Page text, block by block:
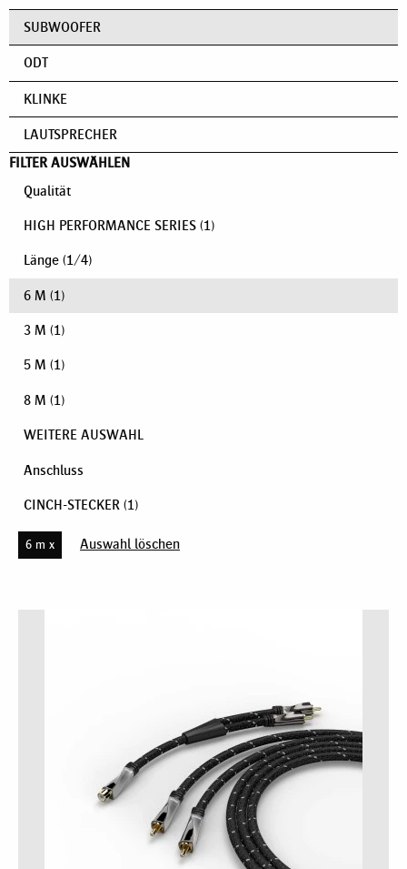
SUBWOOFER
ODT
KLINKE
LAUTSPRECHER
FILTER AUSWÄHLEN
Qualität
HIGH PERFORMANCE SERIES (1)
Länge (1/4)
6 M (1)
3 M (1)
5 M (1)
8 M (1)
WEITERE AUSWAHL
Anschluss
CINCH-STECKER (1)
6 m x Auswahl löschen